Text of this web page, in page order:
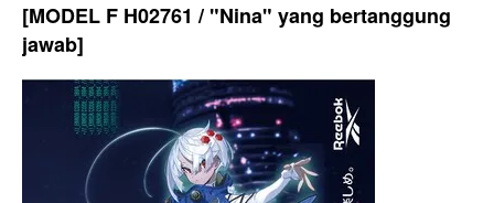
[MODEL F H02761 / "Nina" yang bertanggung
jawab]